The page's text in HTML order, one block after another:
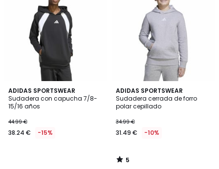
ADIDAS SPORTSWEAR
Sudadera con capucha 7/8-
15/16 años
44.99 €
38.24 € -15%
ADIDAS SPORTSWEAR
Sudadera cerrada de forro
polar cepillado
34.99 €
31.49 € -10%
5
/
5
5
/